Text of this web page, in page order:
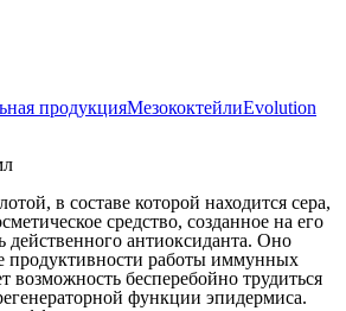
продукцияМезококтейлиEvolution
в составе которой находится сера,
средство, созданное на его
действенного антиоксиданта. Оно
продуктивности работы иммунных
возможность бесперебойно трудиться
функции эпидермиса.